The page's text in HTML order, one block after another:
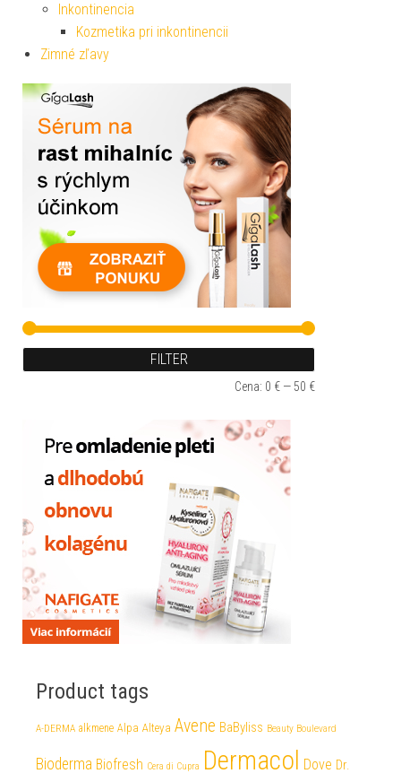
Inkontinencia
Kozmetika pri inkontinencii
Zimné zľavy
FILTER
Cena: 0 € — 50 €
Product tags
A-DERMA alkmene Alpa Alteya Avene BaByliss Beauty Boulevard
Bioderma Biofresh Cera di Cupra Dermacol Dove Dr.